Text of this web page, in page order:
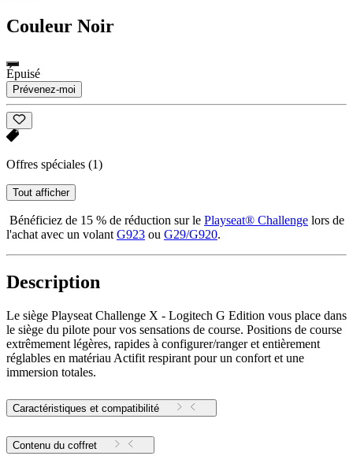
Couleur Noir
Épuisé
Prévenez-moi
Offres spéciales (1)
Tout afficher
Bénéficiez de 15 % de réduction sur le Playseat® Challenge lors de
l'achat avec un volantG923 ou G29/G920.
Description
Le siège Playseat Challenge X - Logitech G Edition vous place dans
le siège du pilote pour vos sensations de course. Positions de course
extrêmement légères, rapides à configurer/ranger et entièrement
réglables en matériau Actifit respirant pour un confort et une
immersion totales.
Caractéristiques et compatibilité
Contenu du coffret